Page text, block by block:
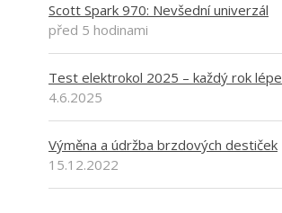
Scott Spark 970: Nevšední univerzál
před 5 hodinami
Test elektrokol 2025 – každý rok lépe
4.6.2025
Výměna a údržba brzdových destiček
15.12.2022